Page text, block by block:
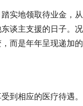
实地领取待业金，从
谈主支援的日子。况
而是年年呈现递加的
到相应的医疗待遇。